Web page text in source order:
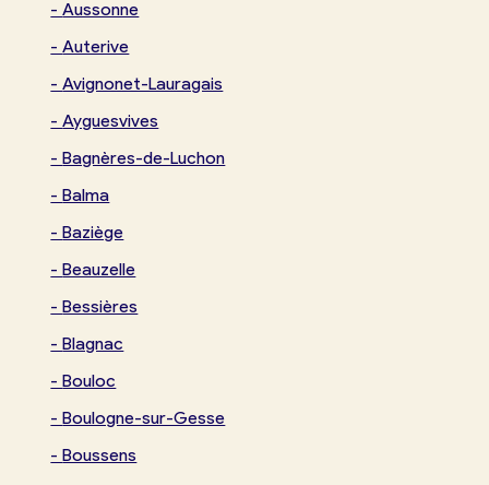
Je trouve ma boulangerie
-Aussonne
-Auterive
-Avignonet-Lauragais
-Ayguesvives
-Bagnères-de-Luchon
-Balma
-Baziège
-Beauzelle
-Bessières
-Blagnac
-Bouloc
-Boulogne-sur-Gesse
-Boussens